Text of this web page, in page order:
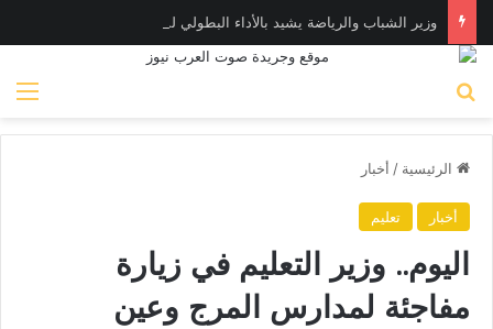
الرئيسية / أخبار
أخبار تعليم
اليوم.. وزير التعليم في زيارة
مفاجئة لمدارس المرج وعين